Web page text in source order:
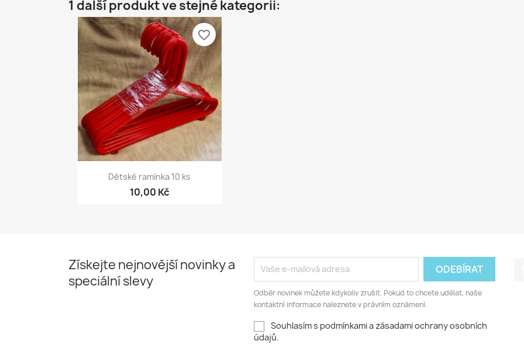
1 další produkt ve stejné kategorii:
Rychlý náhled
Dětské ramínka 10 ks
10,00 Kč
favorite_border
Získejte nejnovější novinky a
speciální slevy
Odběr novinek můžete kdykoliv zrušit. Pokud to chcete udělat, naše
kontaktní informace naleznete v právním oznámení.
Souhlasím s podmínkami a zásadami ochrany osobních
údajů.